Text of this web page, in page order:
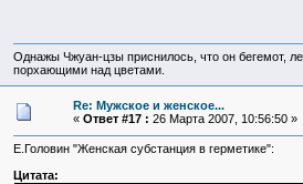
Однажы Чжуан-цзы приснилось, что он бегемот,
порхающими над цветами.
Re: Мужское и женское...
« Ответ #17 : 26 Марта 2007, 10:56:50 »
Е.Головин "Женская субстанция в герметике":
Цитата: